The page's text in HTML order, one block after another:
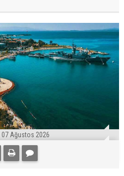
07 Ağustos 2026